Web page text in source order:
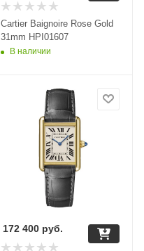
Cartier Baignoire Rose Gold
31mm HPI01607
В наличии
172 400руб.